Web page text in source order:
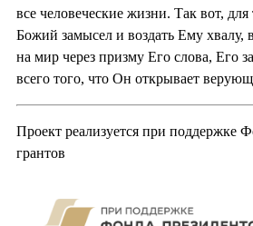
все человеческие жизни. Так вот,
Божий замысел и воздать Ему хвалу,
на мир через призму Его слова, Его
всего того, что Он открывает
Проект реализуется при поддержке
грантов